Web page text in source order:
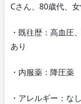
Cさん、80歳代、
・既往歴：高血圧
あり
・内服薬：降圧薬
・アレルギー：な